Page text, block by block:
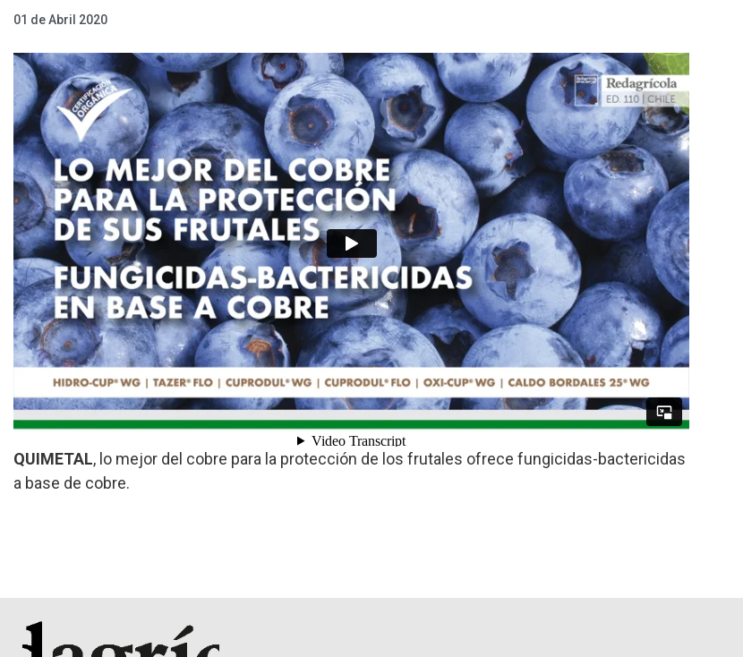
01 de Abril 2020
QUIMETAL, lo mejor del cobre para la protección de los frutales ofrece fungicidas-bactericidas
a base de cobre.